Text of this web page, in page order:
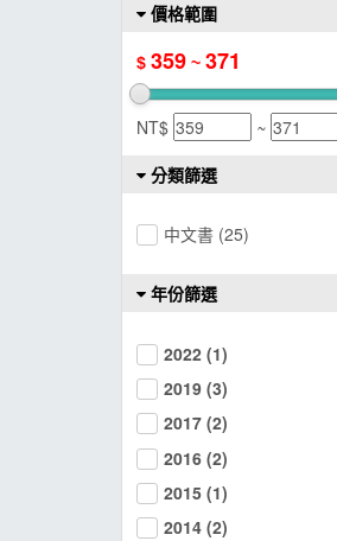
價格範圍
$ 359 ~ 371
NT$
~
分類篩選
中文書 (25)
年份篩選
2022 (1)
2019 (3)
2017 (2)
2016 (2)
2015 (1)
2014 (2)